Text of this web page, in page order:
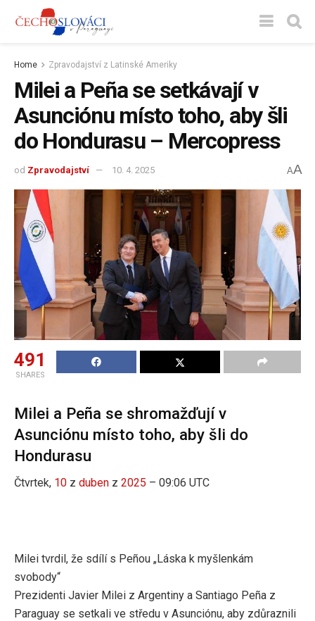
Home Zpravodajství z Latinské Ameriky
Milei a Peña se setkávají v
Asunciónu místo toho, aby šli
do Hondurasu – Mercopress
od Zpravodajství 10. 4. 2025 AA
491
SHARES
Milei a Peña se shromažďují v
Asunciónu místo toho, aby šli do
Hondurasu
Čtvrtek, 10 z duben z 2025 – 09:06 UTC
Milei tvrdil, že sdílí s Peñou „Láska k myšlenkám
svobody“
Prezidenti Javier Milei z Argentiny a Santiago Peña z
Paraguay se setkali ve středu v Asunciónu, aby zdůraznili